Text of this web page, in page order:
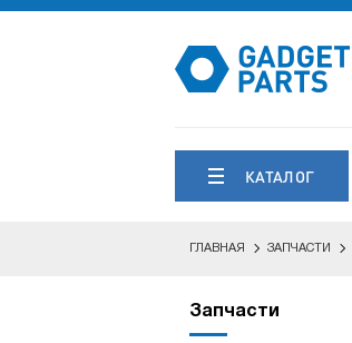
КАТАЛОГ
ГЛАВНАЯ ЗАПЧАСТИ
Запчасти